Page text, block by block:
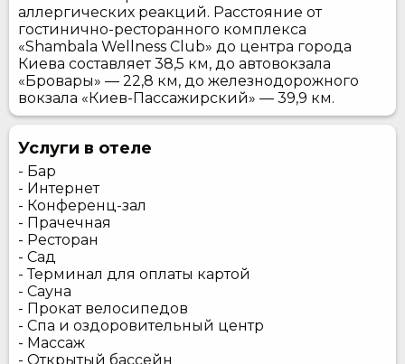
аллергических реакций. Расстояние от
гостинично-ресторанного комплекса
«Shambala Wellness Club» до центра города
Киева составляет 38,5 км, до автовокзала
«Бровары» — 22,8 км, до железнодорожного
вокзала «Киев-Пассажирский» — 39,9 км.
Услуги в отеле
- Бар
- Интернет
- Конференц-зал
- Прачечная
- Ресторан
- Сад
- Терминал для оплаты картой
- Сауна
- Прокат велосипедов
- Спа и оздоровительный центр
- Массаж
- Открытый бассейн